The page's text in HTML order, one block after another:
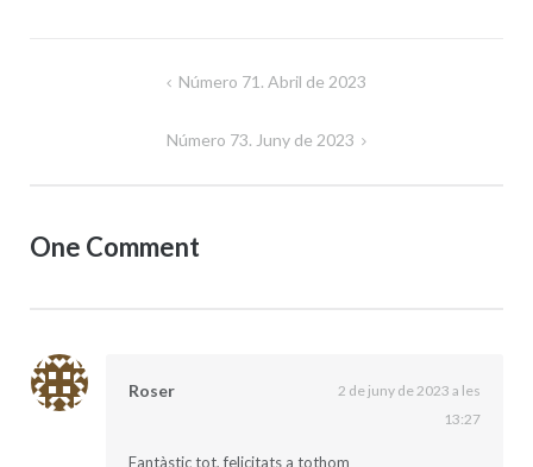
Número 71. Abril de 2023
Número 73. Juny de 2023
One Comment
Roser
2 de juny de 2023 a les
13:27
Fantàstic tot, felicitats a tothom